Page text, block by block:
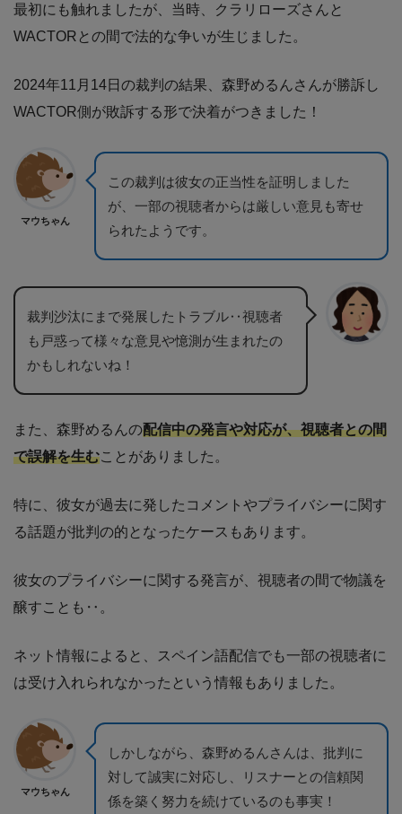
最初にも触れましたが、当時、クラリローズさんと
WACTORとの間で法的な争いが生じました。
2024年11月14日の裁判の結果、森野めるんさんが勝訴し
WACTOR側が敗訴する形で決着がつきました！
マウちゃん
この裁判は彼女の正当性を証明しました
が、一部の視聴者からは厳しい意見も寄せ
られたようです。
裁判沙汰にまで発展したトラブル‥視聴者
も戸惑って様々な意見や憶測が生まれたの
かもしれないね！
また、森野めるんの配信中の発言や対応が、視聴者との間
で誤解を生むことがありました。
特に、彼女が過去に発したコメントやプライバシーに関す
る話題が批判の的となったケースもあります。
彼女のプライバシーに関する発言が、視聴者の間で物議を
醸すことも‥。
ネット情報によると、スペイン語配信でも一部の視聴者に
は受け入れられなかったという情報もありました。
マウちゃん
しかしながら、森野めるんさんは、批判に
対して誠実に対応し、リスナーとの信頼関
係を築く努力を続けているのも事実！